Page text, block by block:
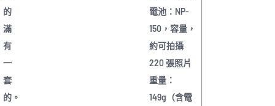
的
滿
有
一
套
的。
電池：NP-
150，容量，
約可拍攝
220 張照片
重量：
149g（含電